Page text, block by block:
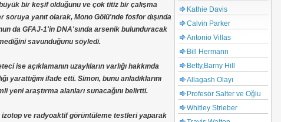
bir keşif olduğunu ve çok titiz bir çalışma
yanıt olarak, Mono Gölü'nde fosfor dışında
da GFAJ-1'in DNA'sında arsenik bulunduracak
savunduğunu söyledi.
ise açıklamanın uzaylıların varlığı hakkında
yarattığını ifade etti. Simon, bunu anladıklarını
yeni araştırma alanları sunacağını belirtti.
ve radyoaktif görüntüleme testleri yaparak
Kathie Davis
Calvin Parker
Antonio Villas
Bill Hermann
Betty,Barny Hill
Allagash Olayı
Profesör Salter ve Oğlu
Whitley Strieber